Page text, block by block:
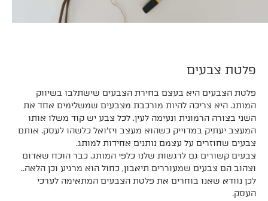
פלטת צבעים
פלטת הצבעים היא בעצם בחירת הצבעים שישתלבו בשיווק
המותג. היא צריכה להיות מורכבת מצבעים שמשלימים אחד את
השני בצורה הרמונית ונעימה לעין. לכל צבע יש קוד משלו אותו
המעצב יעתיק במדוייק כשהוא מעצב ויז׳ואל כלשהו לעסק. אותם
צבעים שחוזרים על עצמם נותנים אחידות למותג.
צבעים קשורים גם לרגשות שלנו כלפי המותג. כבר הוכח שאדום
וצהוב הם צבעים שמעוררים תיאבון, כחול הוא מרגיע וכן הלאה..
לכן נוודא שאנו בוחרים את פלטת הצבעים המתאימה לערכי
העסק.